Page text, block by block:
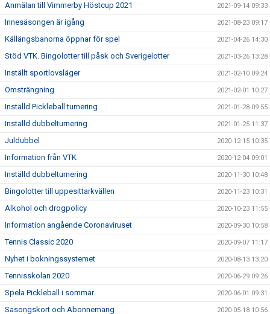
Anmälan till Vimmerby Höstcup 2021 2021-09-14 09:33
Innesäsongen är igång 2021-08-23 09:17
Källängsbanorna öppnar för spel 2021-04-26 14:30
Stöd VTK. Bingolotter till påsk och Sverigelotter 2021-03-26 13:28
Inställt sportlovsläger 2021-02-10 09:24
Omsträngning 2021-02-01 10:27
Inställd Pickleball turnering 2021-01-28 09:55
Inställd dubbelturnering 2021-01-25 11:37
Juldubbel 2020-12-15 10:35
Information från VTK 2020-12-04 09:01
Inställd dubbelturnering 2020-11-30 10:48
Bingolotter till uppesittarkvällen 2020-11-23 10:31
Alkohol och drogpolicy 2020-10-23 11:55
Information angående Coronaviruset 2020-09-30 10:58
Tennis Classic 2020 2020-09-07 11:17
Nyhet i bokningssystemet 2020-08-13 13:20
Tennisskolan 2020 2020-06-29 09:26
Spela Pickleball i sommar 2020-06-01 09:31
Säsongskort och Abonnemang 2020-05-18 10:56